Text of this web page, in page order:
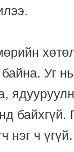
Уг
байхгүй.
нэг ч